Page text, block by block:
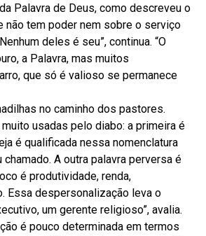
Palavra de Deus, como descreveu o
não tem poder nem sobre o serviço
deles é seu”, continua. “O
a Palavra, mas muitos
que só é valioso se permanece
no caminho dos pastores.
usadas pelo diabo: a primeira é
é qualificada nessa nomenclatura
A outra palavra perversa é
é produtividade, renda,
Essa despersonalização leva o
um gerente religioso”, avalia.
é pouco determinada em termos